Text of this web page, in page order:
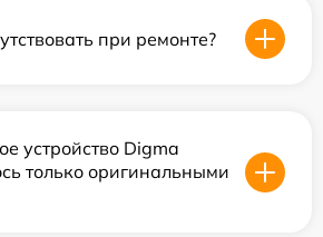
при ремонте?
устройство Digma
только оригинальными